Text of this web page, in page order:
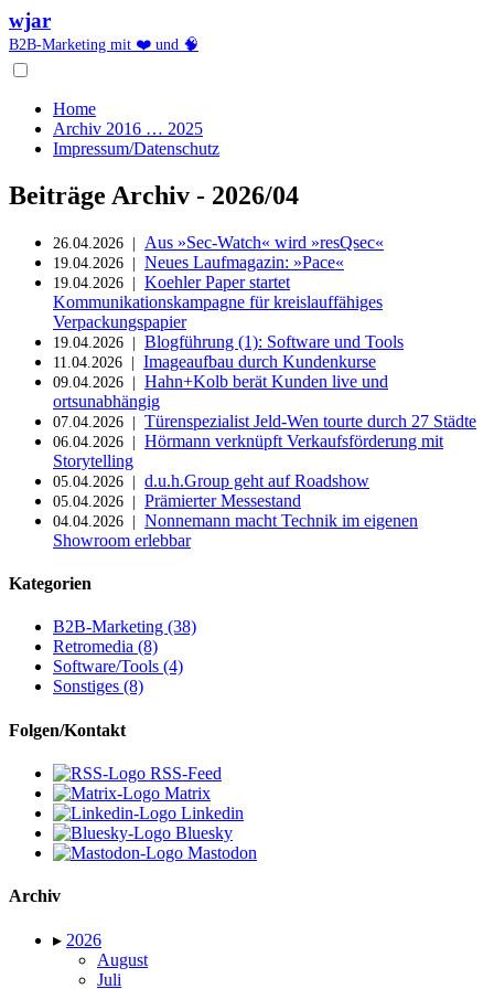
wjar
B2B-Marketing mit ❤️ und 🧠
Home
Archiv 2016 … 2025
Impressum/Datenschutz
Beiträge Archiv - 2026/04
26.04.2026 | Aus »Sec-Watch« wird »resQsec«
19.04.2026 | Neues Laufmagazin: »Pace«
19.04.2026 | Koehler Paper startet
Kommunikationskampagne für kreislauffähiges
Verpackungspapier
19.04.2026 | Blogführung (1): Software und Tools
11.04.2026 | Imageaufbau durch Kundenkurse
09.04.2026 | Hahn+Kolb berät Kunden live und
ortsunabhängig
07.04.2026 | Türenspezialist Jeld-Wen tourte durch 27 Städte
06.04.2026 | Hörmann verknüpft Verkaufsförderung mit
Storytelling
05.04.2026 | d.u.h.Group geht auf Roadshow
05.04.2026 | Prämierter Messestand
04.04.2026 | Nonnemann macht Technik im eigenen
Showroom erlebbar
Kategorien
B2B-Marketing (38)
Retromedia (8)
Software/Tools (4)
Sonstiges (8)
Folgen/Kontakt
RSS-Feed
Matrix
Linkedin
Bluesky
Mastodon
Archiv
▸ 2026
August
Juli